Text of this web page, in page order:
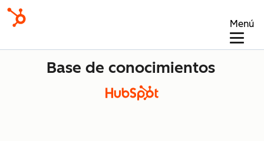
Menú
Base de conocimientos